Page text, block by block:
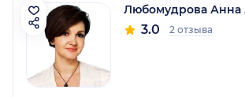
Любомудрова Анна
3.0 2 отзыва